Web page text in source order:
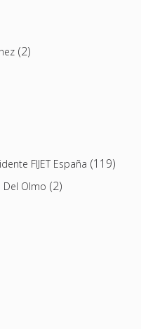
(2)
FIJET España (119)
Del Olmo (2)